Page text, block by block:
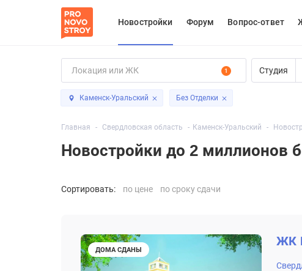
Новостройки Форум Вопрос-ответ
1 Студия
Каменск-Уральский Без Отделки
Главная Свердловская область Каменск-Уральский
Новостройки до 2 миллионов
Сортировать: по цене по сроку сдачи
ДОМА СДАНЫ
ЖК